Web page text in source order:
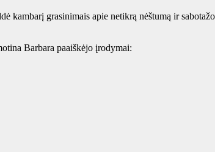
kambarį grasinimais apie netikrą nėštumą ir
Barbara paaiškėjo įrodymai: